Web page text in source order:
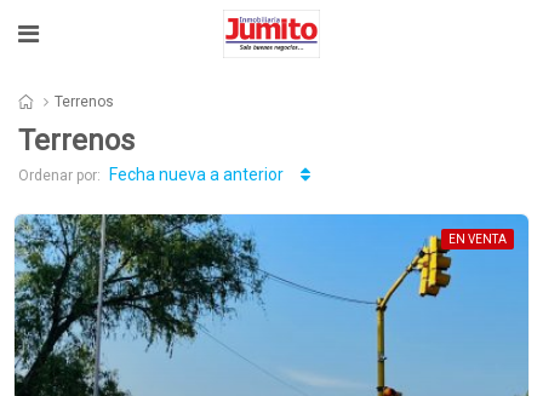
Terrenos
Terrenos
Ordenar por: Fecha nueva a anterior
EN VENTA